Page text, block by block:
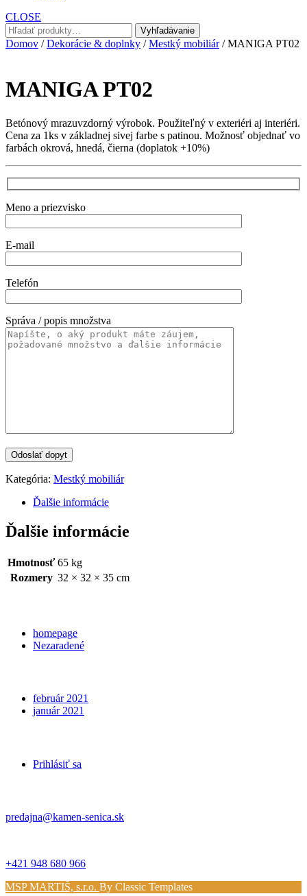
CLOSE
Hľadať:
Vyhľadávanie
Domov /Dekorácie & doplnky /Mestký mobiliár/ MANIGA PT02
MANIGA PT02
Betónový mrazuvzdorný výrobok. Použiteľný v exteriéri aj interiéri.
Cena za 1ks v základnej sivej farbe s patinou. Možnosť objednať vo
farbách okrová, hnedá, čierna (doplatok +10%)
Meno a priezvisko
E-mail
Telefón
Správa / popis množstva
Kategória: Mestký mobiliár
Ďalšie informácie
Ďalšie informácie
Hmotnosť 65 kg
Rozmery 32 × 32 × 35 cm
homepage
Nezaradené
február 2021
január 2021
Prihlásiť sa
predajna@kamen-senica.sk
+421 948 680 966
MSP MARTIŠ, s.r.o. By Classic Templates